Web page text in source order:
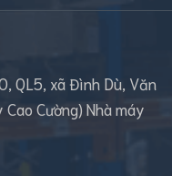
QL5, xã Đình Dù, Văn
Cường) Nhà máy